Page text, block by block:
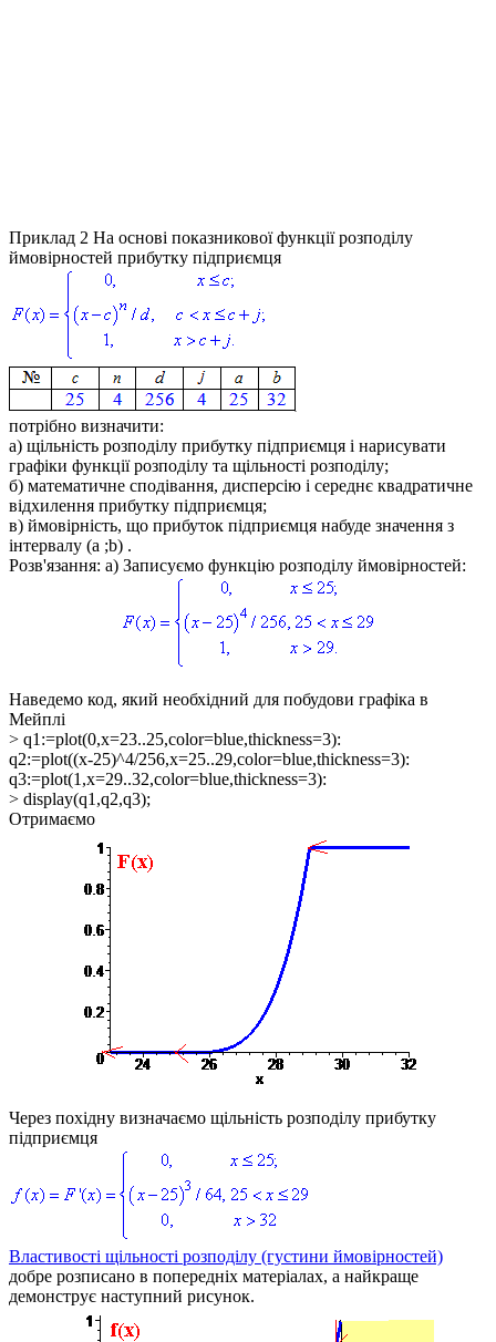
Приклад 2 На основі показникової функції розподілу
ймовірностей прибутку підприємця
потрібно визначити:
а) щільність розподілу прибутку підприємця і нарисувати
графіки функції розподілу та щільності розподілу;
б) математичне сподівання, дисперсію і середнє квадратичне
відхилення прибутку підприємця;
в) ймовірність, що прибуток підприємця набуде значення з
інтервалу (a ;b) .
Розв'язання: а) Записуємо функцію розподілу ймовірностей:
Наведемо код, який необхідний для побудови графіка в
Мейплі
> q1:=plot(0,x=23..25,color=blue,thickness=3):
q2:=plot((x-25)^4/256,x=25..29,color=blue,thickness=3):
q3:=plot(1,x=29..32,color=blue,thickness=3):
> display(q1,q2,q3);
Отримаємо
Через похідну визначаємо щільність розподілу прибутку
підприємця
Властивості щільності розподілу (густини ймовірностей)
добре розписано в попередніх матеріалах, а найкраще
демонструє наступний рисунок.